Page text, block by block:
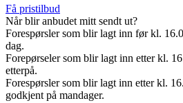
Få pristilbud
Når blir anbudet mitt sendt ut?
Forespørsler som blir lagt inn før kl.
dag.
Forepørseler som blir lagt inn etter kl.
etterpå.
Forespørsler som blir lagt inn etter kl.
godkjent på mandager.